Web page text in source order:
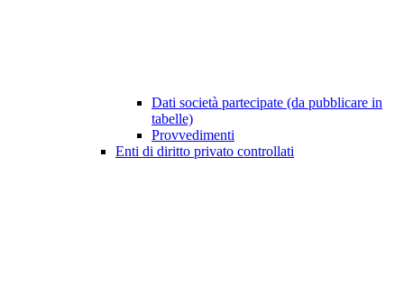
Dati società partecipate (da pubblicare in
tabelle)
Provvedimenti
Enti di diritto privato controllati